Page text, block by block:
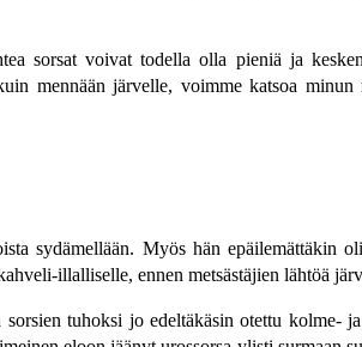
sorsat voivat todella olla pieniä ja
mennään järvelle, voimme katsoa
sydämellään. Myös hän epäilemättäkin
illalliselle, ennen metsästäjien lähtöä
tuhoksi jo edeltäkäsin otettu